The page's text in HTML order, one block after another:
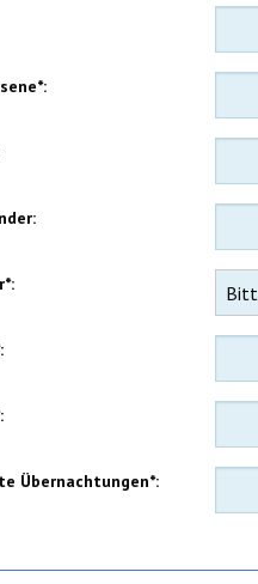
Übernachtungen*: